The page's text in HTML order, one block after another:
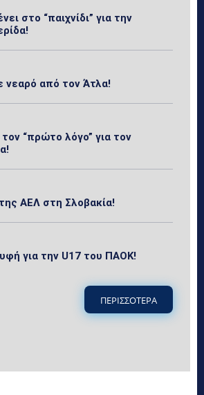
στο “παιχνίδι” για την
νεαρό από τον Άτλα!
“πρώτο λόγο” για τον
ΑΕΛ στη Σλοβακία!
για την U17 του ΠΑΟΚ!
ΠΕΡΙΣΣΟΤΕΡΑ